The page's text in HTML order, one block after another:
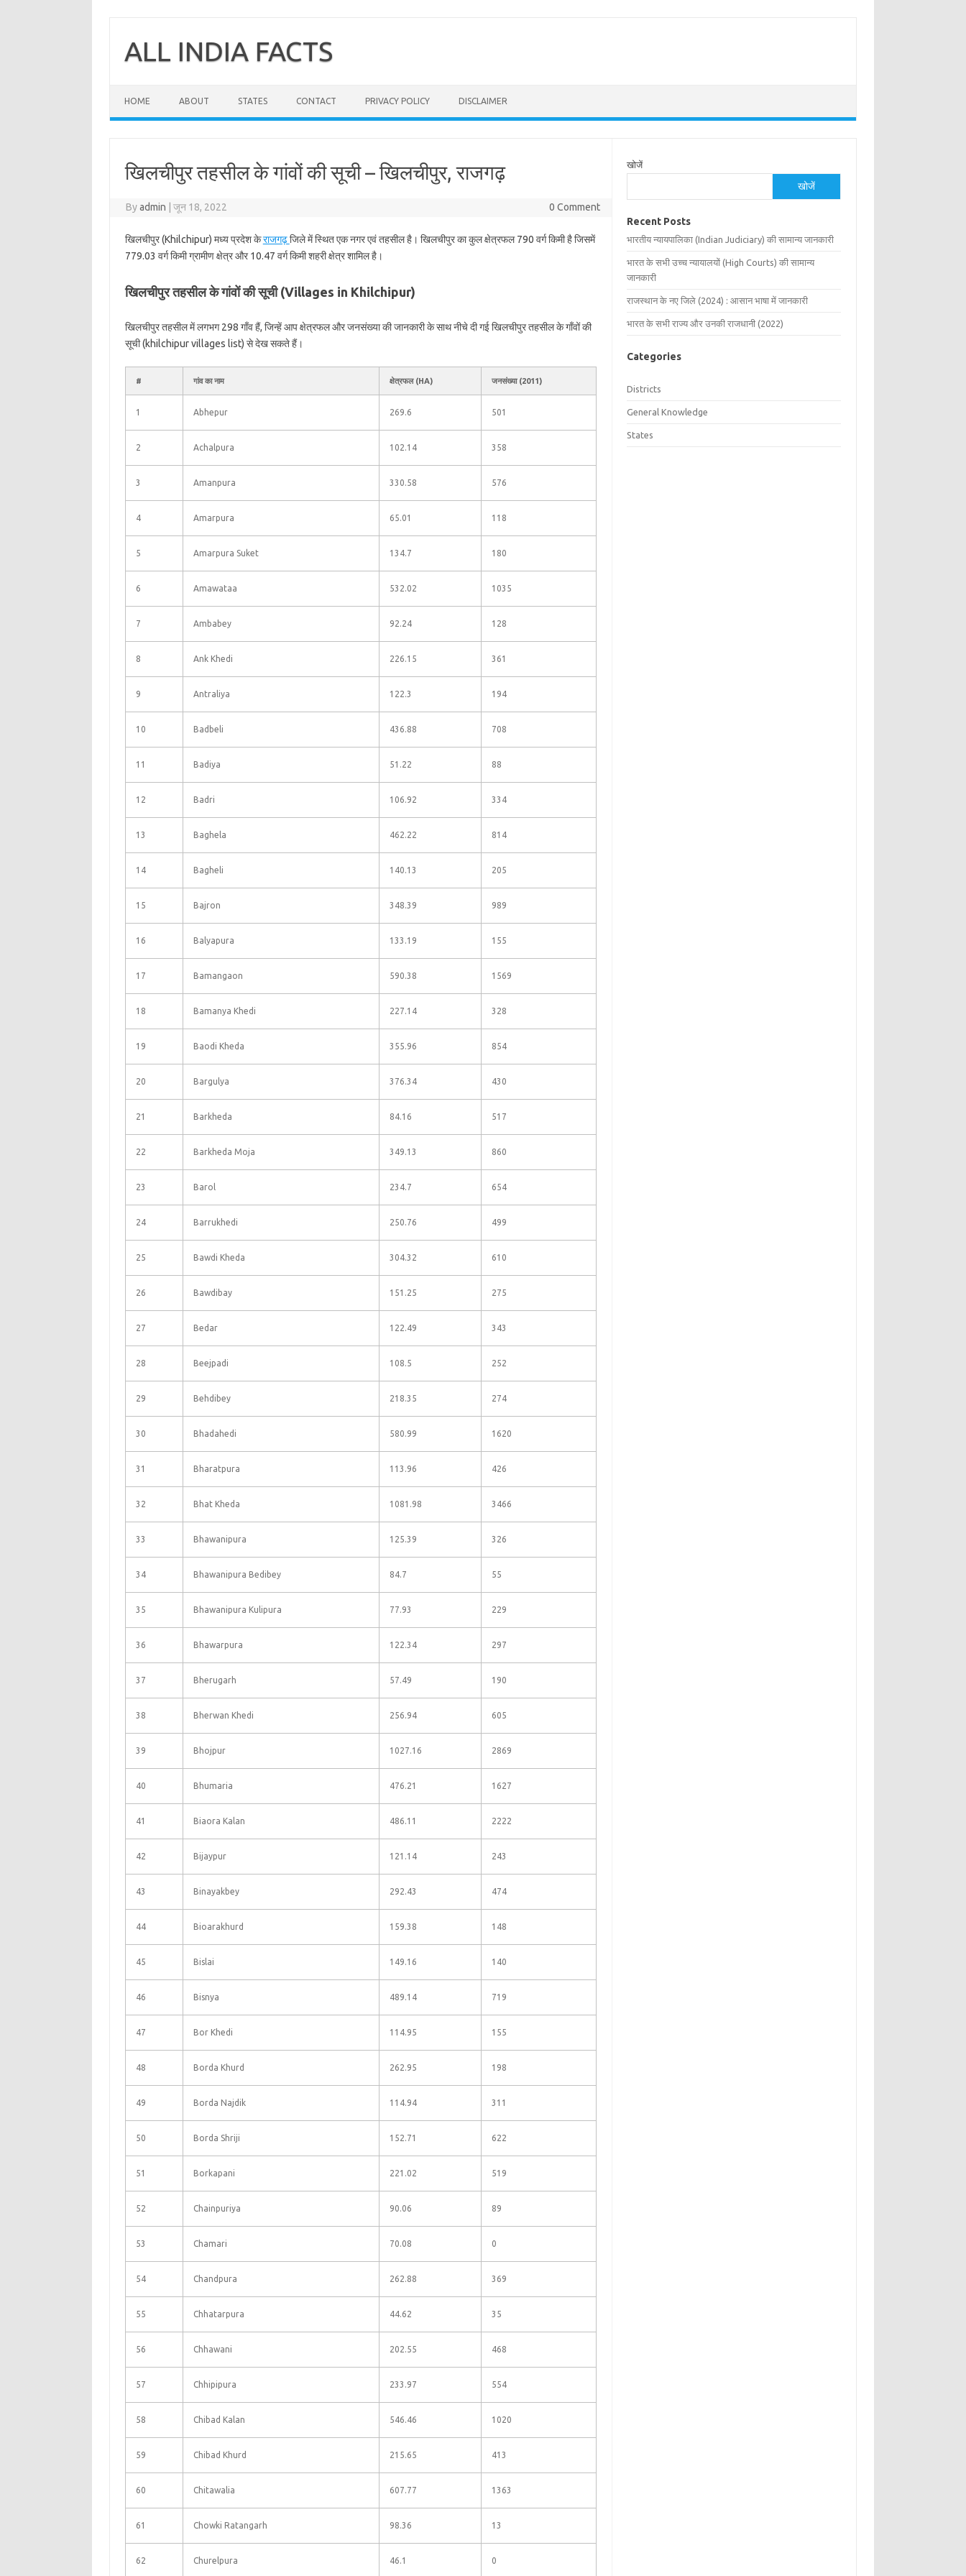
contentALL INDIA FACTS
HOME ABOUT STATES CONTACT PRIVACY POLICY DISCLAIMER
खिलचीपुर तहसील के गांवों की सूची – खिलचीपुर, राजगढ़
Byadmin जून 18, 2022 0 Comment
खिलचीपुर (Khilchipur) मध्य प्रदेश केराजगढ़जिले में स्थित एक नगर एवं तहसील है। खिलचीपुर का कुल क्षेत्रफल 790 वर्ग किमी है जिसमें
779.03 वर्ग किमी ग्रामीण क्षेत्र और 10.47 वर्ग किमी शहरी क्षेत्र शामिल है।
खिलचीपुर तहसील के गांवों की सूची (Villages in Khilchipur)
खिलचीपुर तहसील में लगभग 298 गाँव हैं, जिन्हें आप क्षेत्रफल और जनसंख्या की जानकारी के साथ नीचे दी गई खिलचीपुर तहसील के गाँवों की
सूची (khilchipur villages list) से देख सकते हैं।
# गांव का नाम क्षेत्रफल (HA) जनसंख्या (2011)
1 Abhepur 269.6 501
2 Achalpura 102.14 358
3 Amanpura 330.58 576
4 Amarpura 65.01 118
5 Amarpura Suket 134.7 180
6 Amawataa 532.02 1035
7 Ambabey 92.24 128
8 Ank Khedi 226.15 361
9 Antraliya 122.3 194
10 Badbeli 436.88 708
11 Badiya 51.22 88
12 Badri 106.92 334
13 Baghela 462.22 814
14 Bagheli 140.13 205
15 Bajron 348.39 989
16 Balyapura 133.19 155
17 Bamangaon 590.38 1569
18 Bamanya Khedi 227.14 328
19 Baodi Kheda 355.96 854
20 Bargulya 376.34 430
21 Barkheda 84.16 517
22 Barkheda Moja 349.13 860
23 Barol 234.7 654
24 Barrukhedi 250.76 499
25 Bawdi Kheda 304.32 610
26 Bawdibay 151.25 275
27 Bedar 122.49 343
28 Beejpadi 108.5 252
29 Behdibey 218.35 274
30 Bhadahedi 580.99 1620
31 Bharatpura 113.96 426
32 Bhat Kheda 1081.98 3466
33 Bhawanipura 125.39 326
34 Bhawanipura Bedibey 84.7 55
35 Bhawanipura Kulipura 77.93 229
36 Bhawarpura 122.34 297
37 Bherugarh 57.49 190
38 Bherwan Khedi 256.94 605
39 Bhojpur 1027.16 2869
40 Bhumaria 476.21 1627
41 Biaora Kalan 486.11 2222
42 Bijaypur 121.14 243
43 Binayakbey 292.43 474
44 Bioarakhurd 159.38 148
45 Bislai 149.16 140
46 Bisnya 489.14 719
47 Bor Khedi 114.95 155
48 Borda Khurd 262.95 198
49 Borda Najdik 114.94 311
50 Borda Shriji 152.71 622
51 Borkapani 221.02 519
52 Chainpuriya 90.06 89
53 Chamari 70.08 0
54 Chandpura 262.88 369
55 Chhatarpura 44.62 35
56 Chhawani 202.55 468
57 Chhipipura 233.97 554
58 Chibad Kalan 546.46 1020
59 Chibad Khurd 215.65 413
60 Chitawalia 607.77 1363
61 Chowki Ratangarh 98.36 13
62 Churelpura 46.1 0
खोजें
खोजें
Recent Posts
भारतीय न्यायपालिका (Indian Judiciary) की सामान्य जानकारी
भारत के सभी उच्च न्यायालयों (High Courts) की सामान्य
जानकारी
राजस्थान के नए जिले (2024) : आसान भाषा में जानकारी
भारत के सभी राज्य और उनकी राजधानी (2022)
Categories
Districts
General Knowledge
States